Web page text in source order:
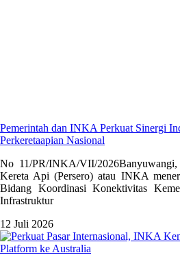
Pemerintah dan INKA Perkuat Sinergi
Perkeretaapian Nasional
No 11/PR/INKA/VII/
Kereta Api (Persero) atau INKA
Bidang Koordinasi Konektivitas
Infrastruktur
12 Juli 2026